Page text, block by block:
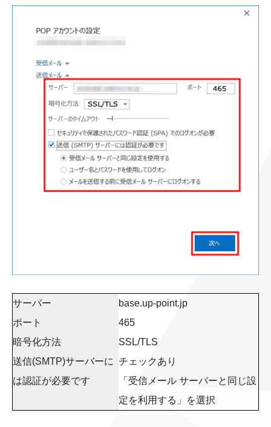
サーバー
base.up-point.jp
ポート
465
暗号化方法
SSL/TLS
送信(SMTP)サーバーに
は認証が必要です
チェックあり
「受信メール サーバーと同じ設
定を利用する」を選択